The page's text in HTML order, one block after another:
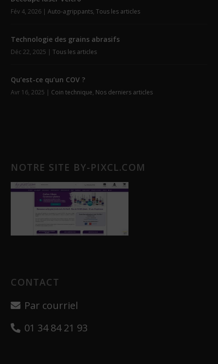
Fév 4, 2026 |Auto-agrippants,Tous les articles
Technologie des grains abrasifs
Déc 22, 2025 |Tous les articles
Qu’est-ce qu’un COV ?
Avr 16, 2025 | Coin technique, Nos derniers articles
NOTRE SITE BY-PIXCL.COM
CONTACT
Par courriel
01 34 84 21 93